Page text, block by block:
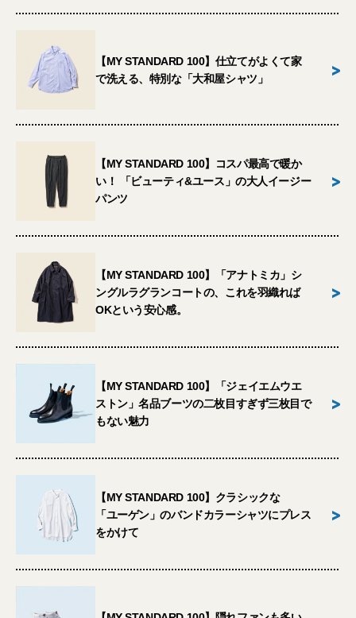
【MY STANDARD 100】仕立てがよくて家
で洗える、特別な「大和屋シャツ」
>
【MY STANDARD 100】コスパ最高で暖か
い！ 「ビューティ&ユース」の大人イージー
パンツ
>
【MY STANDARD 100】「アナトミカ」シ
ングルラグランコートの、これを羽織れば
OKという安心感。
>
【MY STANDARD 100】「ジェイエムウエ
ストン」名品ブーツの二枚目すぎず三枚目で
もない魅力
>
【MY STANDARD 100】クラシックな
「ユーゲン」のバンドカラーシャツにプレス
をかけて
>